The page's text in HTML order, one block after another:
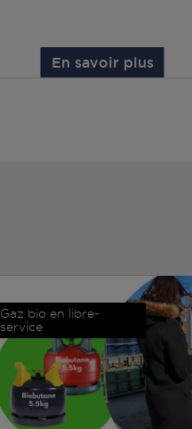
En savoir plus
Gaz bio en libre-
service